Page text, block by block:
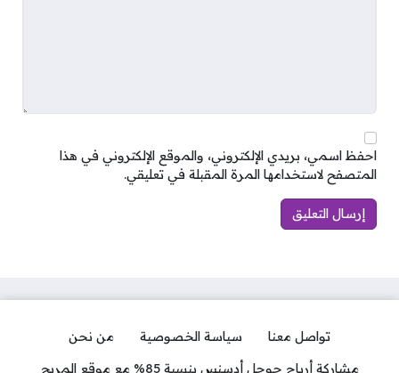
احفظ اسمي، بريدي الإلكتروني، والموقع الإلكتروني في هذا
المتصفح لاستخدامها المرة المقبلة في تعليقي.
تواصل معنا سياسة الخصوصية
من نحن
مشاركة أرباح جوجل أدسنس بنسبة 85% مع موقع المربح